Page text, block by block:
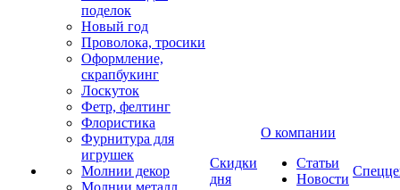
поделок
Новый год
Проволока, тросики
Оформление,
скрапбукинг
Лоскуток
Фетр, фелтинг
Флористика
Фурнитура для
игрушек
Молнии декор
Молнии металл
Скидки
дня
О компании
Статьи
Новости